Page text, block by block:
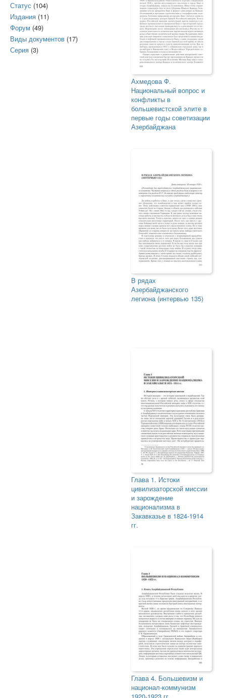
Статус (104)
Издания (11)
Форум (49)
Виды документов (17)
Серия (3)
Ахмедова Ф.
Национальный вопрос и
конфликты в
большевистской элите в
первые годы советизации
Азербайджана
В рядах
Азербайджанского
легиона (интервью 135)
Глава 1. Истоки
цивилизаторской миссии
и зарождение
национализма в
Закавказье в 1824-1914
гг.
Глава 4. Большевизм и
национал-коммунизм